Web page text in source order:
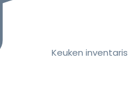
Keuken inventaris